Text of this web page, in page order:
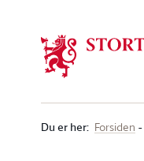
Du er her: Forsiden